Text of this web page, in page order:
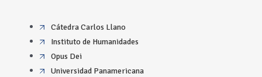
Cátedra Carlos Llano
Instituto de Humanidades
Opus Dei
Universidad Panamericana